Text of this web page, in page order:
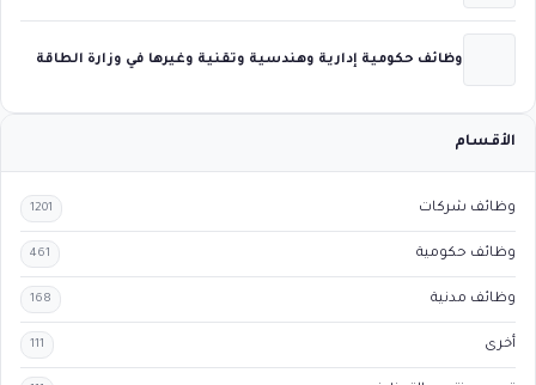
وظائف حكومية إدارية وهندسية وتقنية وغيرها في وزارة الطاقة
الأقسام
وظائف شركات 1201
وظائف حكومية 461
وظائف مدنية 168
أخرى 111